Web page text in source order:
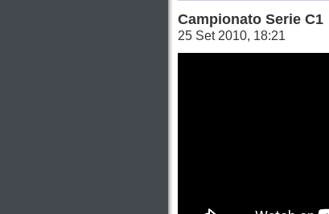
Campionato Serie C1
25 Set 2010, 18:21